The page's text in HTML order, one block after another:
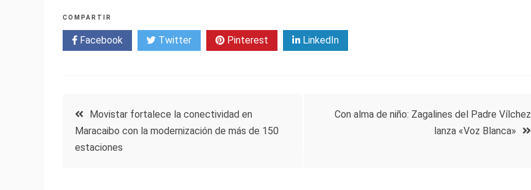
COMPARTIR
Facebook Twitter Pinterest LinkedIn
Navegación
de
Movistar fortalece la conectividad en
Maracaibo con la modernización de más de 150
estaciones
Con alma de niño: Zagalines del Padre Vílchez
lanza «Voz Blanca»